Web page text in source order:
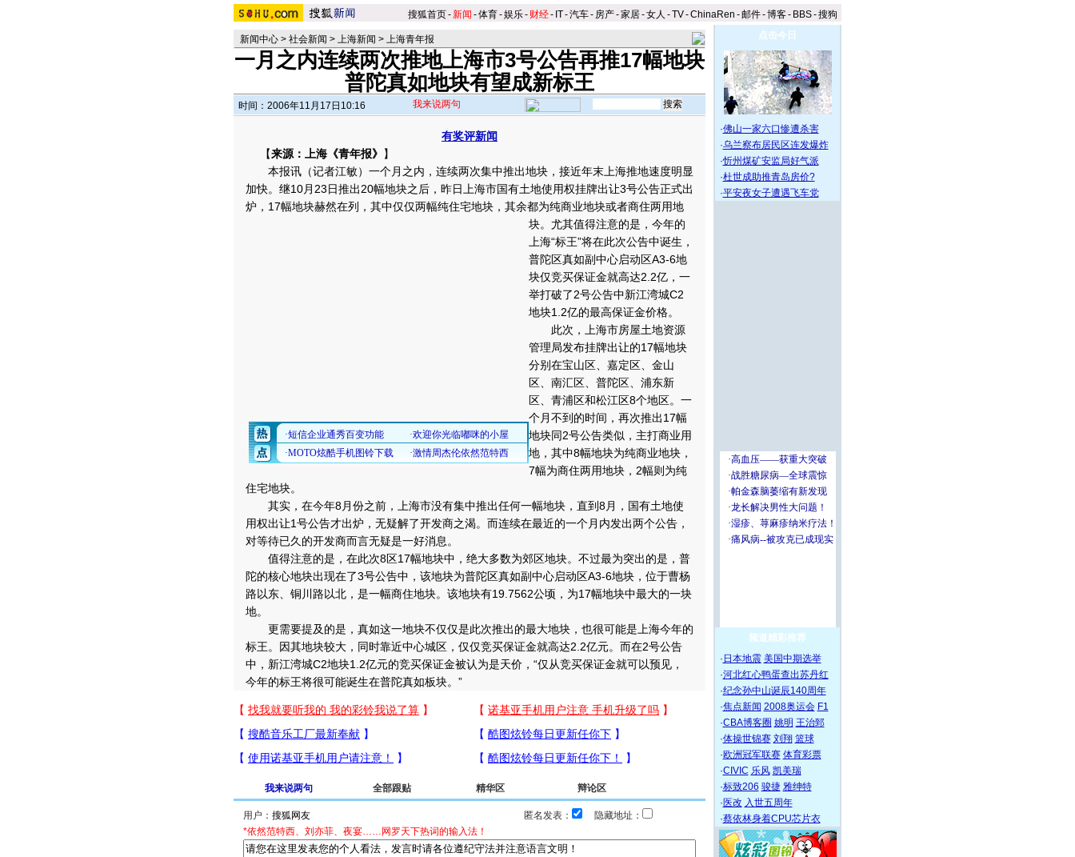
搜狐首页-新闻 -体育-娱乐- 财经- IT-汽车- 房产-家居-女人 -TV-ChinaRen -邮件-博客- BBS-搜狗
新闻中心 > 社会新闻 > 上海新闻 > 上海青年报
一月之内连续两次推地上海市3号公告再推17幅地块
普陀真如地块有望成新标王
时间：2006年11月17日10:16 我来说两句
有奖评新闻
【来源：上海《青年报》 】
本报讯（记者江敏）一个月之内，连续两次集中推出地块，接近年末上海推地速度明显
加快。继10月23日推出20幅地块之后，昨日上海市国有土地使用权挂牌出让3号公告正式出
炉，17幅地块赫然在列，其中仅仅两幅纯住宅地块，其余都为纯商业地块或者商住两用地
块。 尤其值得注意的是，今年的
上海“标王”将在此次公告中诞生，
普陀区真如副中心启动区A3-6地
块仅竞买保证金就高达2.2亿，一
举打破了2号公告中新江湾城C2
地块1.2亿的最高保证金价格。
此次，上海市房屋土地资源
管理局发布挂牌出让的17幅地块
分别在宝山区、嘉定区、金山
区、南汇区、普陀区、浦东新
区、青浦区和松江区8个地区。一
个月不到的时间，再次推出17幅
地块同2号公告类似，主打商业用
地，其中8幅地块为纯商业地块，
7幅为商住两用地块，2幅则为纯
住宅地块。
其实，在今年8月份之前，上海市没有集中推出任何一幅地块，直到8月，国有土地使
用权出让1号公告才出炉，无疑解了开发商之渴。而连续在最近的一个月内发出两个公告，
对等待已久的开发商而言无疑是一好消息。
值得注意的是，在此次8区17幅地块中，绝大多数为郊区地块。不过最为突出的是，普
陀的核心地块出现在了3号公告中，该地块为普陀区真如副中心启动区A3-6地块，位于曹杨
路以东、铜川路以北，是一幅商住地块。该地块有19.7562公顷，为17幅地块中最大的一块
地。
更需要提及的是，真如这一地块不仅仅是此次推出的最大地块，也很可能是上海今年的
标王。因其地块较大，同时靠近中心城区，仅仅竞买保证金就高达2.2亿元。而在2号公告
中，新江湾城C2地块1.2亿元的竞买保证金被认为是天价，“仅从竞买保证金就可以预见，
今年的标王将很可能诞生在普陀真如板块。”
我来说两句 全部跟贴 精华区 辩论区
用户： 匿名发表：
隐藏地址：
*依然范特西、刘亦菲、夜宴……网罗天下热词的输入法！
点击今日
·佛山一家六口惨遭杀害
·乌兰察布居民区连发爆炸
·忻州煤矿安监局好气派
·杜世成助推青岛房价?
·平安夜女子遭遇飞车党
频道精彩推荐
· 日本地震 美国中期选举
·河北红心鸭蛋查出苏丹红
·纪念孙中山诞辰140周年
·焦点新闻 2008奥运会 F1
·CBA博客圈 姚明 王治郅
·体操世锦赛 刘翔 篮球
·欧洲冠军联赛 体育彩票
·CIVIC 乐风 凯美瑞
·标致206 骏捷 雅绅特
· 医改 入世五周年
·蔡依林身着CPU芯片衣